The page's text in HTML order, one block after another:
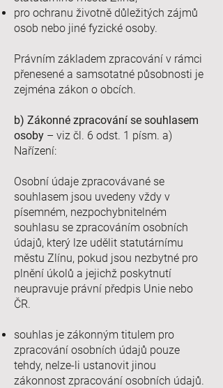
pro ochranu životně důležitých zájmů
osob nebo jiné fyzické osoby.
Právním základem zpracování v rámci
přenesené a samsotatné působnosti je
zejména zákon o obcích.
b) Zákonné zpracování se souhlasem
osoby – viz čl. 6 odst. 1 písm. a)
Nařízení:
Osobní údaje zpracovávané se
souhlasem jsou uvedeny vždy v
písemném, nezpochybnitelném
souhlasu se zpracováním osobních
údajů, který lze udělit statutárnímu
městu Zlínu, pokud jsou nezbytné pro
plnění úkolů a jejichž poskytnutí
neupravuje právní předpis Unie nebo
ČR.
souhlas je zákonným titulem pro
zpracování osobních údajů pouze
tehdy, nelze-li ustanovit jinou
zákonnost zpracování osobních údajů.